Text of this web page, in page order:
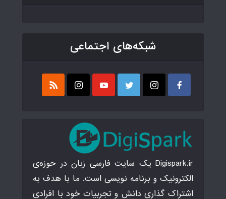
شبکه‌های اجتماعی
Digispark.ir یک سایت فارسی زبان در حوزه‌ی
الکترونیک و برنامه نویسی است. ما با هدف به
اشتراک گذاری دانش و تجربیات خود با افرادی